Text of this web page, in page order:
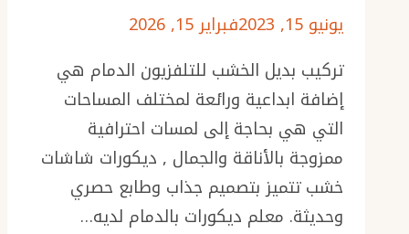
يونيو 15, 2023
فبراير 15, 2026
تركيب بديل الخشب للتلفزيون الدمام هي
إضافة ابداعية ورائعة لمختلف المساحات
التي هي بحاجة إلى لمسات احترافية
ممزوجة بالأناقة والجمال , ديكورات شاشات
خشب تتميز بتصميم جذاب وطابع حصري
وحديثة. معلم ديكورات بالدمام لديه…